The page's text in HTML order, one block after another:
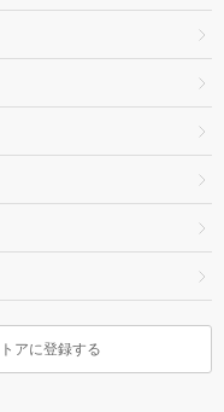
アに登録する